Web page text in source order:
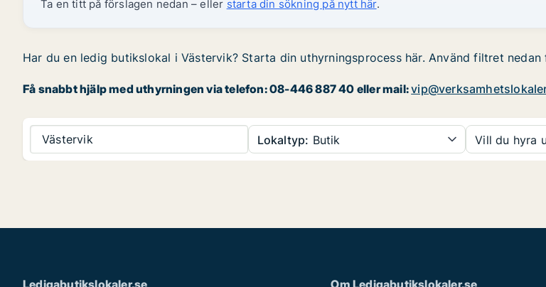
Ta en titt på förslagen nedan – eller starta din sökning på nytt här.
Har du en ledig butikslokal i Västervik? Starta din uthyrningsprocess här. Använd filtret
Få snabbt hjälp med uthyrningen via telefon: 08-446 887 40 eller mail:
Västervik Lokaltyp: Butik Vill du hyra
Ledigabutikslokaler.se Om Ledigabutikslokaler.se